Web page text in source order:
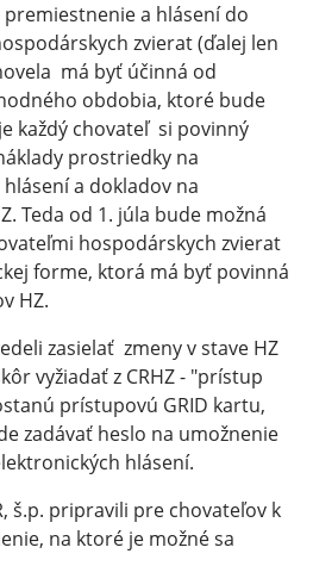
a hlásení do
zvierat (ďalej len
má byť účinná od
obdobia, ktoré bude
každý chovateľ si povinný
prostriedky na
a dokladov na
Teda od 1. júla bude možná
hospodárskych zvierat
forme, ktorá má byť povinná
HZ.
zasielať zmeny v stave HZ
vyžiadať z CRHZ - "prístup
prístupovú GRID kartu,
zadávať heslo na umožnenie
hlásení.
š.p. pripravili pre chovateľov k
na ktoré je možné sa